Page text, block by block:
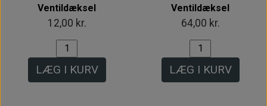
Ventildæksel
12,00 kr.
LÆG I KURV
Ventildæksel
64,00 kr.
LÆG I KURV